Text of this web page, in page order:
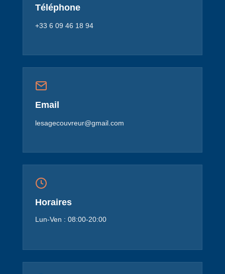
Téléphone
+33 6 09 46 18 94
Email
lesagecouvreur@gmail.com
Horaires
Lun-Ven : 08:00-20:00